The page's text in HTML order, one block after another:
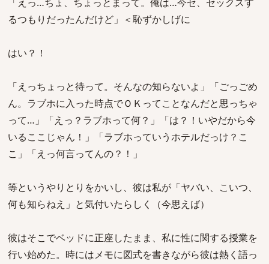
るつもりだったんだけど」＜恥ずかしげに
はい？！
「えっちょっと待って。そんなの知らないよ」「ごっごめ
ん。ラブホに入った時点でＯＫってことなんだと思っちゃ
って…」「えっ？ラブホって何？」「は？！いやだから今
いるここじゃん！」「ラブホっていうホテルだっけ？こ
こ」「えっ何言ってんの？！」
等というやりとりをかいし、彼は私が「ヤバい、こいつ、
何も知らねえ」と気付いたらしく（今思えば）
彼はそこでベッドに正座したまま、私に性に関する授業を
行い始めた。時にはメモに図式を書きながら彼は熱く語っ